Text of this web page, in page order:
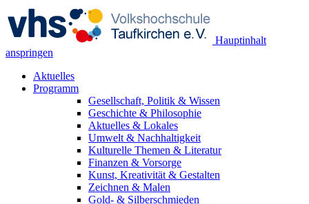
Hauptinhalt
anspringen
Aktuelles
Programm
Gesellschaft, Politik & Wissen
Geschichte & Philosophie
Aktuelles & Lokales
Umwelt & Nachhaltigkeit
Kulturelle Themen & Literatur
Finanzen & Vorsorge
Kunst, Kreativität & Gestalten
Zeichnen & Malen
Gold- & Silberschmieden